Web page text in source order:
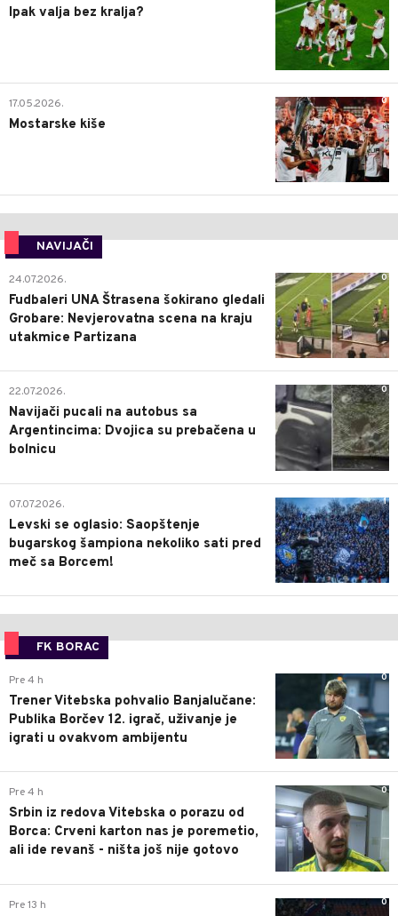
Ipak valja bez kralja?
0
17.05.2026.
Mostarske kiše
NAVIJAČI
0
24.07.2026.
Fudbaleri UNA Štrasena šokirano gledali
Grobare: Nevjerovatna scena na kraju
utakmice Partizana
0
22.07.2026.
Navijači pucali na autobus sa
Argentincima: Dvojica su prebačena u
bolnicu
1
07.07.2026.
Levski se oglasio: Saopštenje
bugarskog šampiona nekoliko sati pred
meč sa Borcem!
FK BORAC
0
Pre 4 h
Trener Vitebska pohvalio Banjalučane:
Publika Borčev 12. igrač, uživanje je
igrati u ovakvom ambijentu
0
Pre 4 h
Srbin iz redova Vitebska o porazu od
Borca: Crveni karton nas je poremetio,
ali ide revanš - ništa još nije gotovo
0
Pre 13 h